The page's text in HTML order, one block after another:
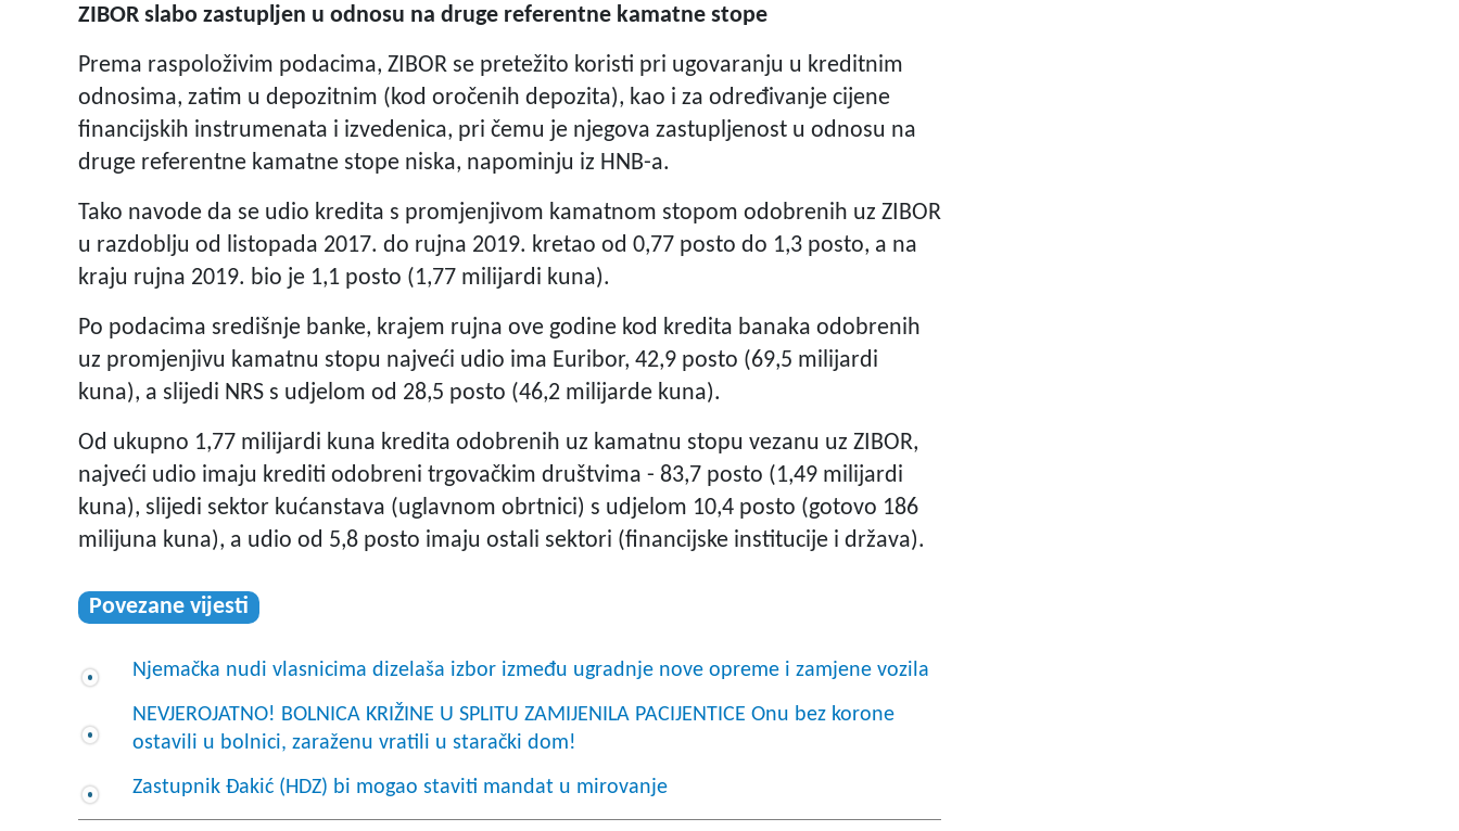
ZIBOR slabo zastupljen u odnosu na druge referentne kamatne stope
Prema raspoloživim podacima, ZIBOR se pretežito koristi pri ugovaranju u kreditnim
odnosima, zatim u depozitnim (kod oročenih depozita), kao i za određivanje cijene
financijskih instrumenata i izvedenica, pri čemu je njegova zastupljenost u odnosu na
druge referentne kamatne stope niska, napominju iz HNB-a.
Tako navode da se udio kredita s promjenjivom kamatnom stopom odobrenih uz ZIBOR
u razdoblju od listopada 2017. do rujna 2019. kretao od 0,77 posto do 1,3 posto, a na
kraju rujna 2019. bio je 1,1 posto (1,77 milijardi kuna).
Po podacima središnje banke, krajem rujna ove godine kod kredita banaka odobrenih
uz promjenjivu kamatnu stopu najveći udio ima Euribor, 42,9 posto (69,5 milijardi
kuna), a slijedi NRS s udjelom od 28,5 posto (46,2 milijarde kuna).
Od ukupno 1,77 milijardi kuna kredita odobrenih uz kamatnu stopu vezanu uz ZIBOR,
najveći udio imaju krediti odobreni trgovačkim društvima - 83,7 posto (1,49 milijardi
kuna), slijedi sektor kućanstava (uglavnom obrtnici) s udjelom 10,4 posto (gotovo 186
milijuna kuna), a udio od 5,8 posto imaju ostali sektori (financijske institucije i država).
Povezane vijesti
Njemačka nudi vlasnicima dizelaša izbor između ugradnje nove opreme i zamjene vozila
NEVJEROJATNO! BOLNICA KRIŽINE U SPLITU ZAMIJENILA PACIJENTICE Onu bez korone
ostavili u bolnici, zaraženu vratili u starački dom!
Zastupnik Đakić (HDZ) bi mogao staviti mandat u mirovanje